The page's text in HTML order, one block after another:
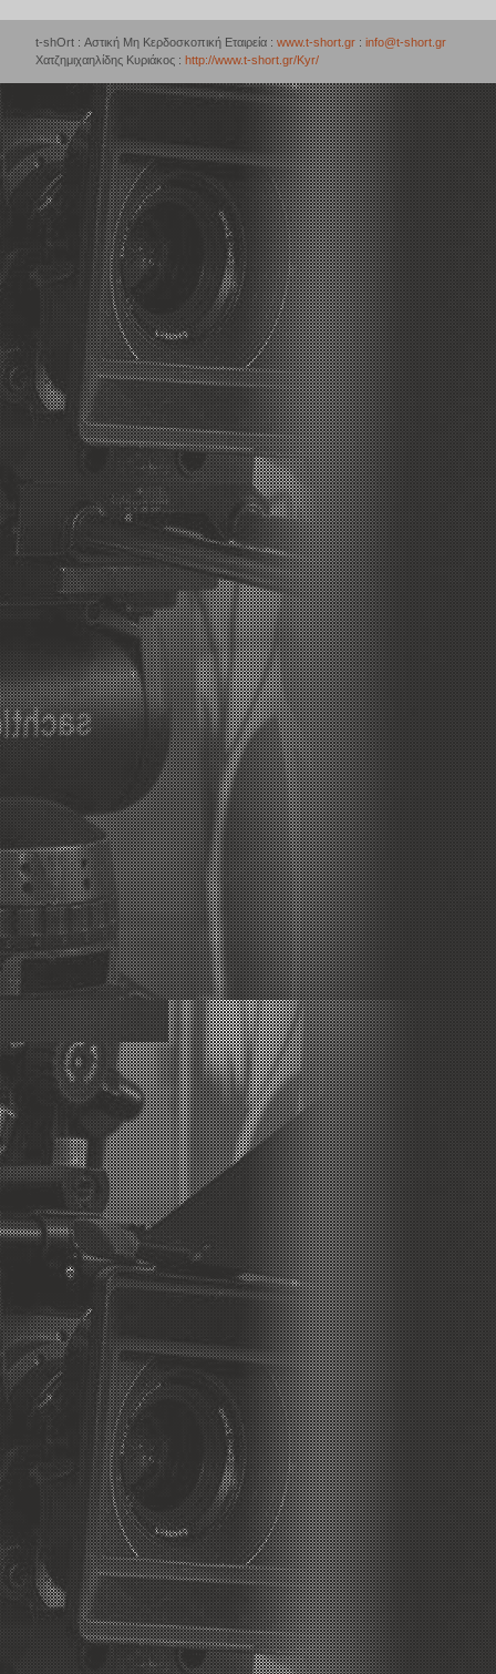
t-shOrt : Αστική Μη Κερδοσκοπική Εταιρεία : www.t-short.gr : info@t-short.gr
Χατζημιχαηλίδης Κυριάκος : http://www.t-short.gr/Kyr/